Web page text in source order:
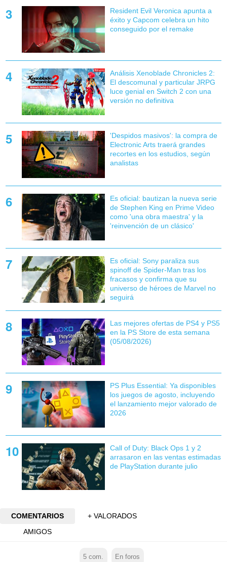
Resident Evil Veronica apunta a
éxito y Capcom celebra un hito
conseguido por el remake
Análisis Xenoblade Chronicles 2:
El descomunal y particular JRPG
luce genial en Switch 2 con una
versión no definitiva
'Despidos masivos': la compra de
Electronic Arts traerá grandes
recortes en los estudios, según
analistas
Es oficial: bautizan la nueva serie
de Stephen King en Prime Video
como 'una obra maestra' y la
'reinvención de un clásico'
Es oficial: Sony paraliza sus
spinoff de Spider-Man tras los
fracasos y confirma que su
universo de héroes de Marvel no
seguirá
Las mejores ofertas de PS4 y PS5
en la PS Store de esta semana
(05/08/2026)
PS Plus Essential: Ya disponibles
los juegos de agosto, incluyendo
el lanzamiento mejor valorado de
2026
Call of Duty: Black Ops 1 y 2
arrasaron en las ventas estimadas
de PlayStation durante julio
COMENTARIOS
+ VALORADOS
AMIGOS
5 com. En foros